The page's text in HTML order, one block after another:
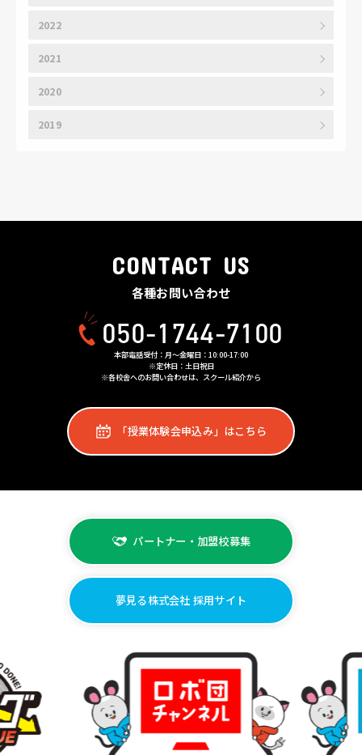
2022
2021
2020
2019
CONTACT US
各種お問い合わせ
050-1744-7100
本部電話受付：月〜金曜日：10:00-17:00
※定休日：土日祝日
※各校舎へのお問い合わせは、スクール紹介から
「授業体験会申込み」はこちら
パートナー・加盟校募集
夢見る株式会社 採用サイト